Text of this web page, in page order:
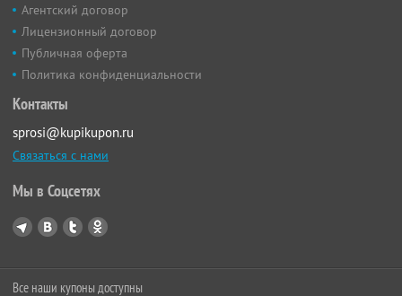
Агентский договор
Лицензионный договор
Публичная оферта
Политика конфиденциальности
Контакты
sprosi@kupikupon.ru
Связаться с нами
Мы в Соцсетях
Все наши купоны доступны